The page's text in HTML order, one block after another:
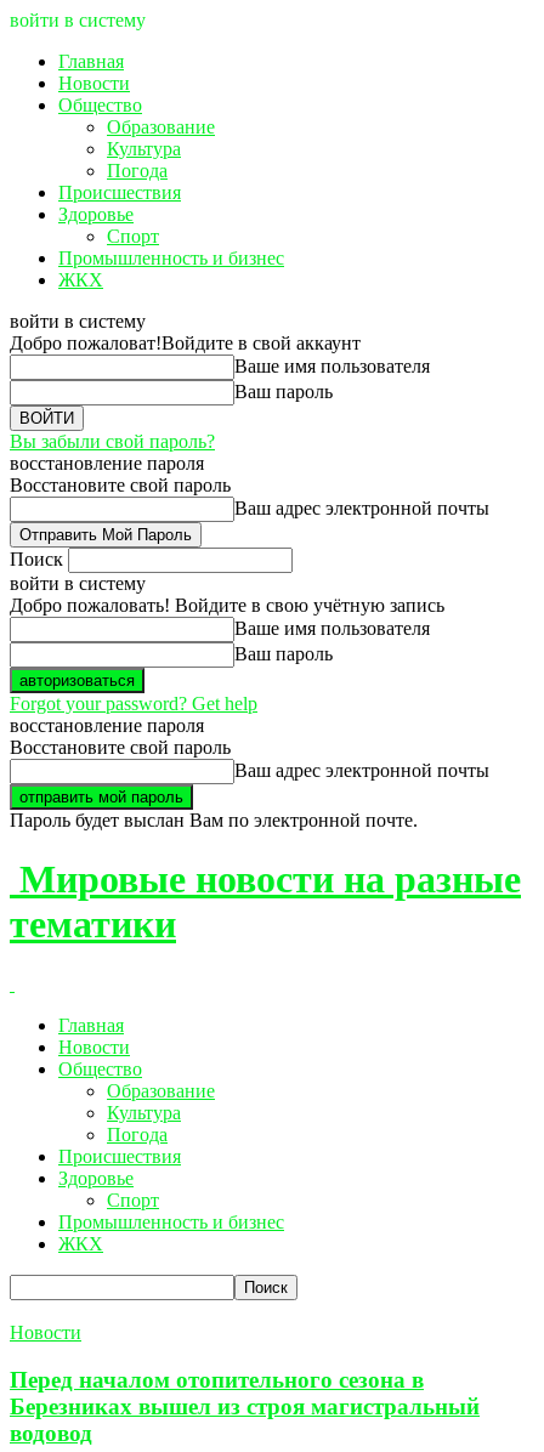
войти в систему
Главная
Новости
Общество
Образование
Культура
Погода
Происшествия
Здоровье
Спорт
Промышленность и бизнес
ЖКХ
войти в систему
Добро пожаловат!Войдите в свой аккаунт
Ваше имя пользователя
Ваш пароль
Вы забыли свой пароль?
восстановление пароля
Восстановите свой пароль
Ваш адрес электронной почты
Поиск
войти в систему
Добро пожаловать! Войдите в свою учётную запись
Ваше имя пользователя
Ваш пароль
Forgot your password? Get help
восстановление пароля
Восстановите свой пароль
Ваш адрес электронной почты
Пароль будет выслан Вам по электронной почте.
Мировые новости на разные
тематики
Главная
Новости
Общество
Образование
Культура
Погода
Происшествия
Здоровье
Спорт
Промышленность и бизнес
ЖКХ
Новости
Перед началом отопительного сезона в
Березниках вышел из строя магистральный
водовод